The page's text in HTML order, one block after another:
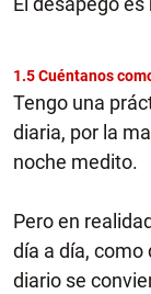
1.5 Cuéntanos
Tengo una
diaria, por la
noche medito.
Pero en
día a día, como
diario se